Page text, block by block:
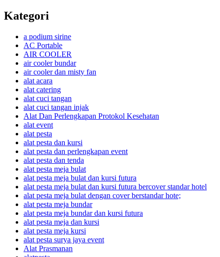
Kategori
a podium sirine
AC Portable
AIR COOLER
air cooler bundar
air cooler dan misty fan
alat acara
alat catering
alat cuci tangan
alat cuci tangan injak
Alat Dan Perlengkapan Protokol Kesehatan
alat event
alat pesta
alat pesta dan kursi
alat pesta dan perlengkapan event
alat pesta dan tenda
alat pesta meja bulat
alat pesta meja bulat dan kursi futura
alat pesta meja bulat dan kursi futura bercover standar hotel
alat pesta meja bulat dengan cover berstandar hote;
alat pesta meja bundar
alat pesta meja bundar dan kursi futura
alat pesta meja dan kursi
alat pesta meja kursi
alat pesta surya jaya event
Alat Prasmanan